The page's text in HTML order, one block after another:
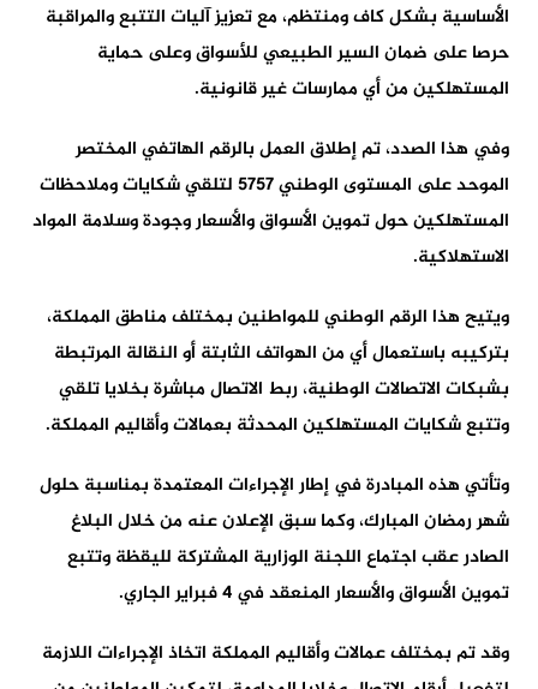
الأساسية بشكل كاف ومنتظم، مع تعزيز آليات التتبع والمراقبة
حرصا على ضمان السير الطبيعي للأسواق وعلى حماية
المستهلكين من أي ممارسات غير قانونية.
وفي هذا الصدد، تم إطلاق العمل بالرقم الهاتفي المختصر
الموحد على المستوى الوطني 5757 لتلقي شكايات وملاحظات
المستهلكين حول تموين الأسواق والأسعار وجودة وسلامة المواد
الاستهلاكية.
ويتيح هذا الرقم الوطني للمواطنين بمختلف مناطق المملكة،
بتركيبه باستعمال أي من الهواتف الثابتة أو النقالة المرتبطة
بشبكات الاتصالات الوطنية، ربط الاتصال مباشرة بخلايا تلقي
وتتبع شكايات المستهلكين المحدثة بعمالات وأقاليم المملكة.
وتأتي هذه المبادرة في إطار الإجراءات المعتمدة بمناسبة حلول
شهر رمضان المبارك، وكما سبق الإعلان عنه من خلال البلاغ
الصادر عقب اجتماع اللجنة الوزارية المشتركة لليقظة وتتبع
تموين الأسواق والأسعار المنعقد في 4 فبراير الجاري.
وقد تم بمختلف عمالات وأقاليم المملكة اتخاذ الإجراءات اللازمة